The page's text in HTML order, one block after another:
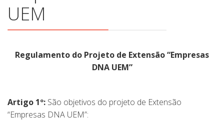
UEM
Regulamento do Projeto de Extensão “Empresas
DNA UEM”
Artigo 1º: São objetivos do projeto de Extensão
“Empresas DNA UEM”: